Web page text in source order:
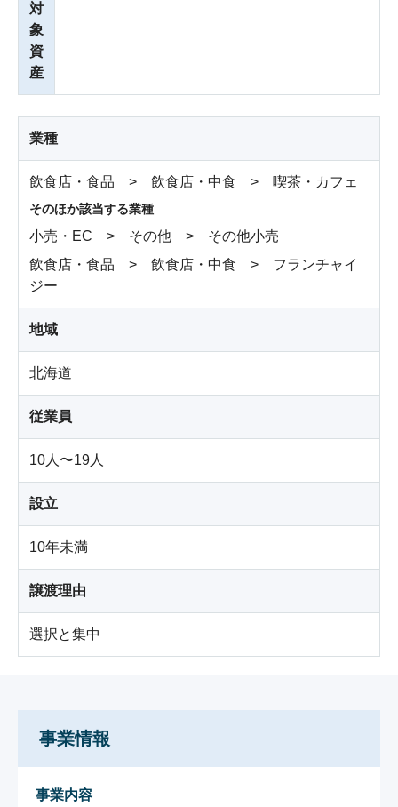
対
象
資
産
業種
飲食店・食品 > 飲食店・中食 > 喫茶・カフェ
そのほか該当する業種
小売・EC > その他 > その他小売
飲食店・食品 > 飲食店・中食 > フランチャイ
ジー
地域
北海道
従業員
10人〜19人
設立
10年未満
譲渡理由
選択と集中
事業情報
事業内容